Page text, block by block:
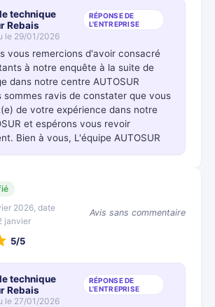
technique
Rebais
RÉPONSE DE
L'ENTREPRISE
le 29/01/2026
vous remercions d'avoir consacré
à notre enquête à la suite de
dans notre centre AUTOSUR
sommes ravis de constater que vous
de votre expérience dans notre
et espérons vous revoir
Bien à vous, L'équipe AUTOSUR
2026, date
janvier
Avis sans commentaire
5/5
technique
Rebais
RÉPONSE DE
L'ENTREPRISE
le 27/01/2026